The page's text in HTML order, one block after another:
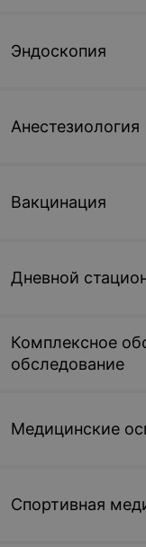
Эндоскопия
Анестезиология
Вакцинация
Дневной
Комплексное
обследование
Медицинские
Спортивная